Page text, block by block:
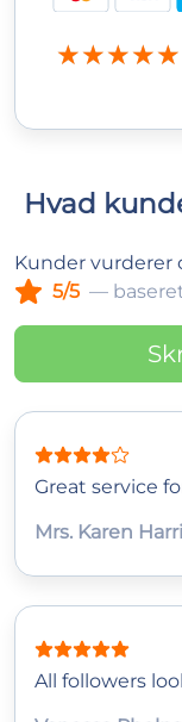
Hvad
Kunder vurderer
5/5 —
Great service
Mrs. Karen
All followers